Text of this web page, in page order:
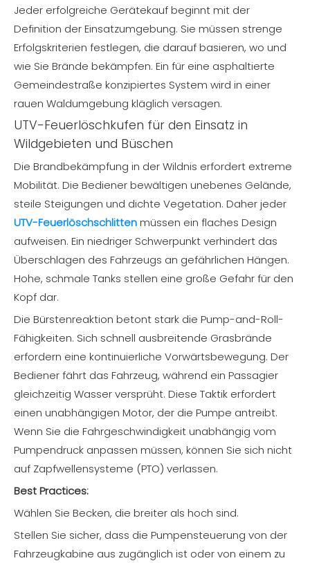
Jeder erfolgreiche Gerätekauf beginnt mit der
Definition der Einsatzumgebung. Sie müssen strenge
Erfolgskriterien festlegen, die darauf basieren, wo und
wie Sie Brände bekämpfen. Ein für eine asphaltierte
Gemeindestraße konzipiertes System wird in einer
rauen Waldumgebung kläglich versagen.
UTV-Feuerlöschkufen für den Einsatz in
Wildgebieten und Büschen
Die Brandbekämpfung in der Wildnis erfordert extreme
Mobilität. Die Bediener bewältigen unebenes Gelände,
steile Steigungen und dichte Vegetation. Daher jeder
UTV-Feuerlöschschlittenmüssen ein flaches Design
aufweisen. Ein niedriger Schwerpunkt verhindert das
Überschlagen des Fahrzeugs an gefährlichen Hängen.
Hohe, schmale Tanks stellen eine große Gefahr für den
Kopf dar.
Die Bürstenreaktion betont stark die Pump-and-Roll-
Fähigkeiten. Sich schnell ausbreitende Grasbrände
erfordern eine kontinuierliche Vorwärtsbewegung. Der
Bediener fährt das Fahrzeug, während ein Passagier
gleichzeitig Wasser versprüht. Diese Taktik erfordert
einen unabhängigen Motor, der die Pumpe antreibt.
Wenn Sie die Fahrgeschwindigkeit unabhängig vom
Pumpendruck anpassen müssen, können Sie sich nicht
auf Zapfwellensysteme (PTO) verlassen.
Best Practices:
Wählen Sie Becken, die breiter als hoch sind.
Stellen Sie sicher, dass die Pumpensteuerung von der
Fahrzeugkabine aus zugänglich ist oder von einem zu